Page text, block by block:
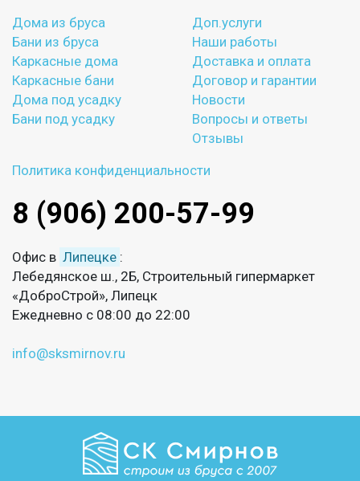
Дома из бруса
Бани из бруса
Каркасные дома
Каркасные бани
Дома под усадку
Бани под усадку
Доп.услуги
Наши работы
Доставка и оплата
Договор и гарантии
Новости
Вопросы и ответы
Отзывы
Политика конфиденциальности
8 (906) 200-57-99
Офис в Липецке :
Лебедянское ш., 2Б, Строительный гипермаркет
«ДоброСтрой», Липецк
Ежедневно с 08:00 до 22:00
info@sksmirnov.ru